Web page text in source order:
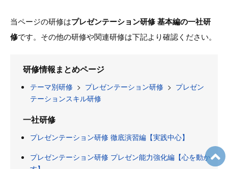
当ページの研修はプレゼンテーション研修 基本編の一社研
修です。その他の研修や関連研修は下記より確認ください。
研修情報まとめページ
テーマ別研修 > プレゼンテーション研修 > プレゼン
テーションスキル研修
一社研修
プレゼンテーション研修 徹底演習編【実践中心】
プレゼンテーション研修 プレゼン能力強化編【心を動か